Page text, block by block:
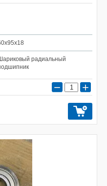
радиальный
− +